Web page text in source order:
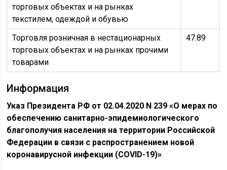
торговых объектах и на рынках
текстилем, одеждой и обувью
Торговля розничная в нестационарных
торговых объектах и на рынках прочими
товарами
47.89
Информация
Указ Президента РФ от 02.04.2020 N 239 «О мерах по
обеспечению санитарно-эпидемиологического
благополучия населения на территории Российской
Федерации в связи с распространением новой
коронавирусной инфекции (COVID-19)»